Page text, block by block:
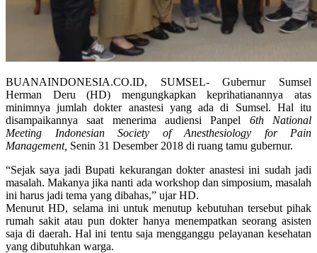
BUANAINDONESIA.CO.ID, SUMSEL- Gubernur Sumsel
Herman Deru (HD) mengungkapkan keprihatianannya atas
minimnya jumlah dokter anastesi yang ada di Sumsel. Hal itu
disampaikannya saat menerima audiensi Panpel 6th National
Meeting Indonesian Society of Anesthesiology for Pain
Management, Senin 31 Desember 2018 di ruang tamu gubernur.
“Sejak saya jadi Bupati kekurangan dokter anastesi ini sudah jadi
masalah. Makanya jika nanti ada workshop dan simposium, masalah
ini harus jadi tema yang dibahas,” ujar HD.
Menurut HD, selama ini untuk menutup kebutuhan tersebut pihak
rumah sakit atau pun dokter hanya menempatkan seorang asisten
saja di daerah. Hal ini tentu saja mengganggu pelayanan kesehatan
yang dibutuhkan warga.